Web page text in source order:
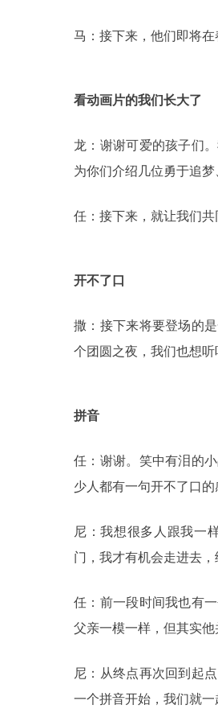
马：接下来，他们即将
看动画片的我们长大了
龙：谢谢可爱的孩子们
为你们介绍几位勇于追梦
任：接下来，就让我们
开不了口
撒：接下来将要登场的
个团圆之夜，我们也想听
拼音
任：谢谢。笑中有泪的
少人都有一句开不了口的
尼：我想很多人跟我一
门，我才有机会走进去，
任：前一段时间我也有
父亲一模一样，但其实
尼：从终点再次回到起
一个拼音开始，我们就一